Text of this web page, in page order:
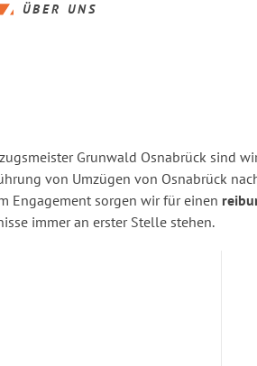
ÜBER UNS
Grunwald Osnabrück sind
von Umzügen von Osnabrück
Engagement sorgen wir für einen
immer an erster Stelle stehen.